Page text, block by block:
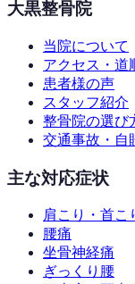
大黒整骨院
当院について
アクセス・道
患者様の声
スタッフ紹介
整骨院の選び
交通事故・自
主な対応症状
肩こり・首こ
腰痛
坐骨神経痛
ぎっくり腰